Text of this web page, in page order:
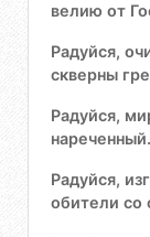
велию от
Радуйся,
скверны
Радуйся,
нареченный.
Радуйся,
обители со